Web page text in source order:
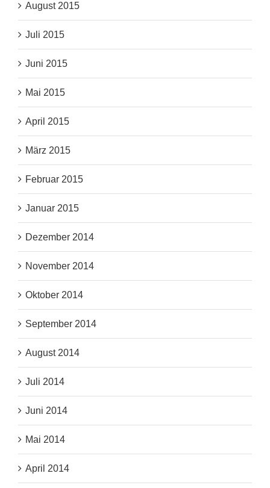
August 2015
Juli 2015
Juni 2015
Mai 2015
April 2015
März 2015
Februar 2015
Januar 2015
Dezember 2014
November 2014
Oktober 2014
September 2014
August 2014
Juli 2014
Juni 2014
Mai 2014
April 2014